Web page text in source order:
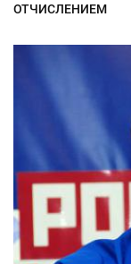
ОТЧИСЛЕНИЕМ